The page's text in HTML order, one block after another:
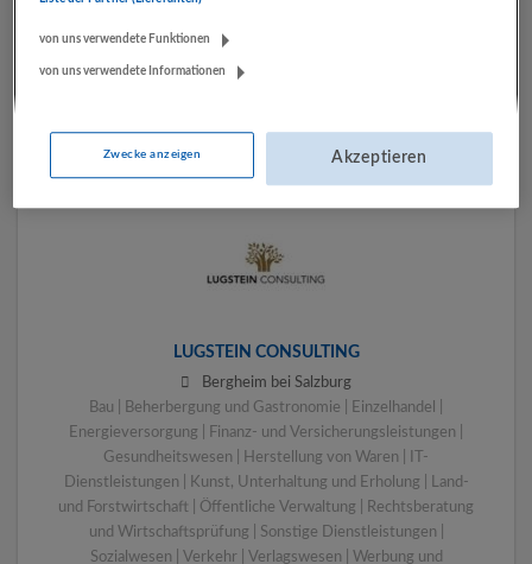
Bau | Herstellung von Waren | Land- und Forstwirtschaft
LUGSTEIN CONSULTING
Bergheim bei Salzburg
Bau | Beherbergung und Gastronomie | Einzelhandel |
Energieversorgung | Finanz- und Versicherungsleistungen |
Gesundheitswesen | Herstellung von Waren | IT-
Dienstleistungen | Kunst, Unterhaltung und Erholung | Land-
und Forstwirtschaft | Öffentliche Verwaltung | Rechtsberatung
und Wirtschaftsprüfung | Sonstige Dienstleistungen |
Sozialwesen | Verkehr | Verlagswesen | Werbung und
von uns verwendete Funktionen
von uns verwendete Informationen
Zwecke anzeigen Akzeptieren